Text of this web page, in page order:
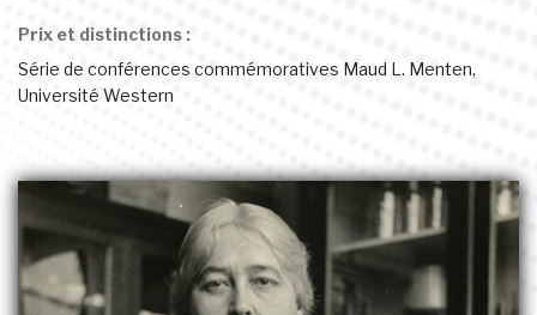
Prix et distinctions :
Série de conférences commémoratives Maud L. Menten,
Université Western